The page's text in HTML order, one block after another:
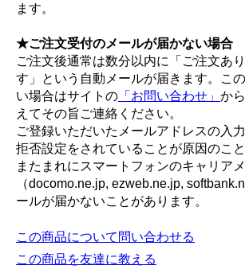
ます。
★ご注文受付のメールが届かない場合
ご注文後通常は数分以内に「ご注文あ
す」という自動メールが届きます。こ
い場合はサイトの 「お問い合わせ」 か
えてその旨ご連絡ください。
ご登録いただいたメールアドレスの入
拒否設定をされていることが原因のこと
またまれにスマートフォンのキャリア
（docomo.ne.jp, ezweb.ne.jp,
ールが届かないことがあります。
この商品について問い合わせる
この商品を友達に教える